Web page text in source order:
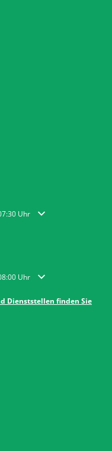
auszublenden
Uhr
auszublenden
Uhr
Dienststellen finden Sie